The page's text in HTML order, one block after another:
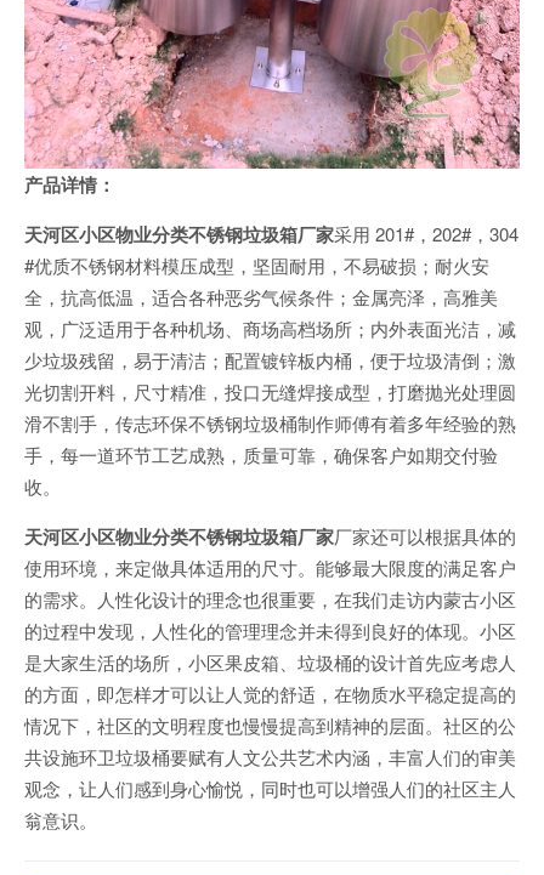
产品详情：
天河区小区物业分类不锈钢垃圾箱厂家采用 201#，202#，304
#优质不锈钢材料模压成型，坚固耐用，不易破损；耐火安
全，抗高低温，适合各种恶劣气候条件；金属亮泽，高雅美
观，广泛适用于各种机场、商场高档场所；内外表面光洁，减
少垃圾残留，易于清洁；配置镀锌板内桶，便于垃圾清倒；激
光切割开料，尺寸精准，投口无缝焊接成型，打磨抛光处理圆
滑不割手，传志环保不锈钢垃圾桶制作师傅有着多年经验的熟
手，每一道环节工艺成熟，质量可靠，确保客户如期交付验
收。
天河区小区物业分类不锈钢垃圾箱厂家厂家还可以根据具体的
使用环境，来定做具体适用的尺寸。能够最大限度的满足客户
的需求。人性化设计的理念也很重要，在我们走访内蒙古小区
的过程中发现，人性化的管理理念并未得到良好的体现。小区
是大家生活的场所，小区果皮箱、垃圾桶的设计首先应考虑人
的方面，即怎样才可以让人觉的舒适，在物质水平稳定提高的
情况下，社区的文明程度也慢慢提高到精神的层面。社区的公
共设施环卫垃圾桶要赋有人文公共艺术内涵，丰富人们的审美
观念，让人们感到身心愉悦，同时也可以增强人们的社区主人
翁意识。